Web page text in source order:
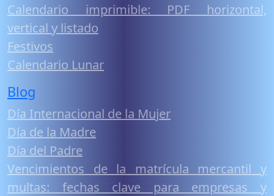
Calendario imprimible: PDF horizontal,
vertical y listado
Festivos
Calendario Lunar
Blog
Día Internacional de la Mujer
Día de la Madre
Día del Padre
Vencimientos de la matrícula mercantil y
multas: fechas clave para empresas y